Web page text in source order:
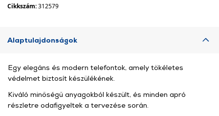
Cikkszám:312579
Alaptulajdonságok
Egy elegáns és modern telefontok, amely tökéletes
védelmet biztosít készülékének.
Kiváló minőségű anyagokból készült, és minden apró
részletre odafigyeltek a tervezése során.